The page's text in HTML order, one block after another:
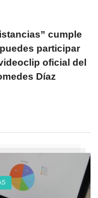
cumple
participar
oficial del
Díaz